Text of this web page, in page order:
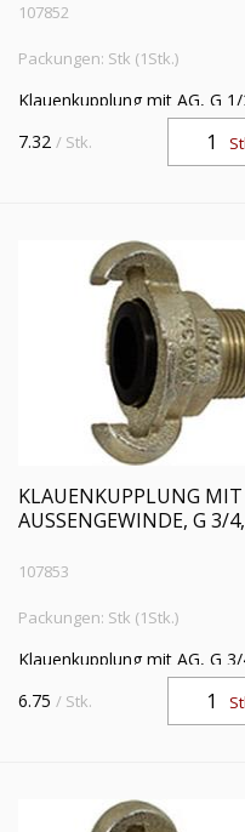
107852
Packungen: Stk (1Stk.)
Klauenkupplung mit AG, G
Temperguss verzinkt und
passiviert, PN max. 10 bar,
Betriebstemp. -40 °C bis 95
7.32 / Stk.
KLAUENKUPPLUNG MIT
AUSSENGEWINDE, G 3/
107853
Packungen: Stk (1Stk.)
Klauenkupplung mit AG, G
Temperguss verzinkt und
passiviert, PN max. 10 bar,
Betriebstemp. -40 °C bis 95
6.75 / Stk.